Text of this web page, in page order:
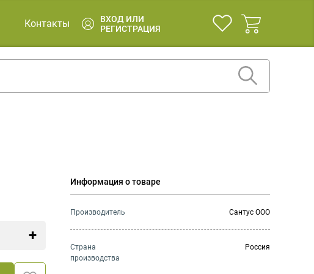
Контакты
ВХОД ИЛИ
РЕГИСТРАЦИЯ
Информация о товаре
Производитель Сантус ООО
Страна
производства
Россия